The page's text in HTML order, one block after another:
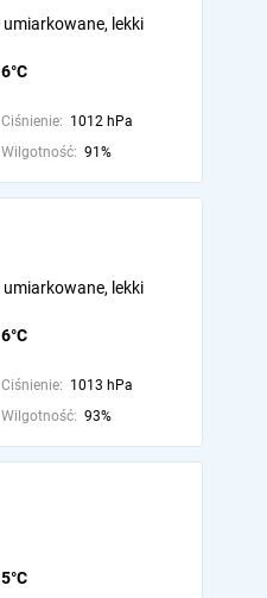
lekki
Ciśnienie: 1012 hPa
Wilgotność: 91%
lekki
Ciśnienie: 1013 hPa
Wilgotność: 93%